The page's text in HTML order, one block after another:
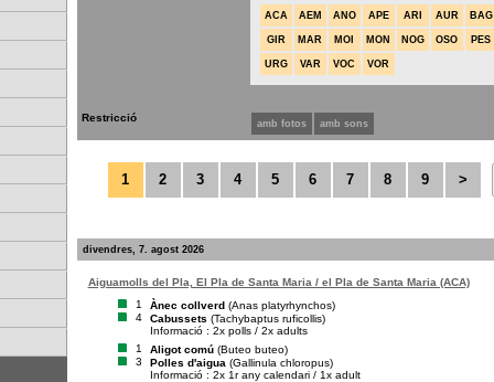
ACA AEM ANO APE ARI AUR BAG
GIR MAR MOI MON NOG OSO PES
URG VAR VOC VOR
Restricció amb fotos amb sons
1 2 3 4 5 6 7 8 9 >
divendres, 7. agost 2026
Aiguamolls del Pla, El Pla de Santa Maria / el Pla de Santa Maria (ACA)
1
Ànec collverd (Anas platyrhynchos)
4
Cabussets (Tachybaptus ruficollis)
Informació : 2x polls / 2x adults
1
Aligot comú (Buteo buteo)
3
Polles d'aigua (Gallinula chloropus)
Informació : 2x 1r any calendari / 1x adult